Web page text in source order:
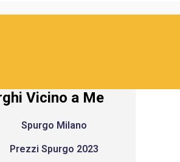
Vicino a Me
Spurgo Milano
Prezzi Spurgo 2023